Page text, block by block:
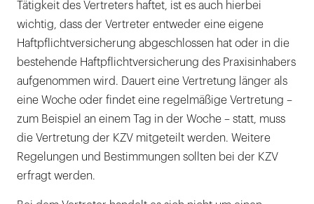
Tätigkeit des Vertreters haftet, ist es auch hierbei
wichtig, dass der Vertreter entweder eine eigene
Haftpflichtversicherung abgeschlossen hat oder in die
bestehende Haftpflichtversicherung des Praxisinhabers
aufgenommen wird. Dauert eine Vertretung länger als
eine Woche oder findet eine regelmäßige Vertretung –
zum Beispiel an einem Tag in der Woche – statt, muss
die Vertretung der KZV mitgeteilt werden. Weitere
Regelungen und Bestimmungen sollten bei der KZV
erfragt werden.